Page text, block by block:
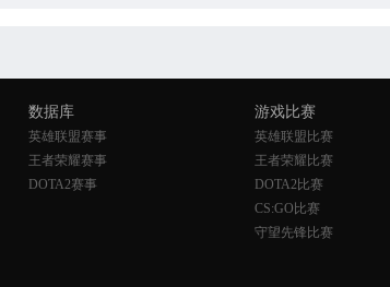
数据库
英雄联盟赛事
王者荣耀赛事
DOTA2赛事
游戏比赛
英雄联盟比赛
王者荣耀比赛
DOTA2比赛
CS:GO比赛
守望先锋比赛